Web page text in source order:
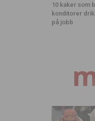
10 kaker som
konditorer
på jobb